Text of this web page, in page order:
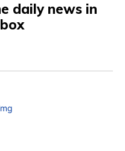
daily news in